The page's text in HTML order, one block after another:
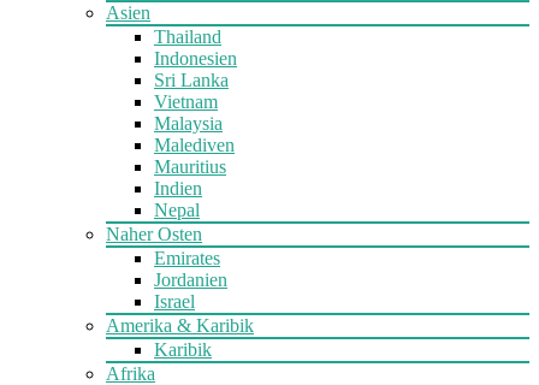
Asien
Thailand
Indonesien
Sri Lanka
Vietnam
Malaysia
Malediven
Mauritius
Indien
Nepal
Naher Osten
Emirates
Jordanien
Israel
Amerika & Karibik
Karibik
Afrika